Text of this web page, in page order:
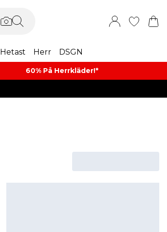
Hetast Herr DSGN
60% På Herrkläder!*​